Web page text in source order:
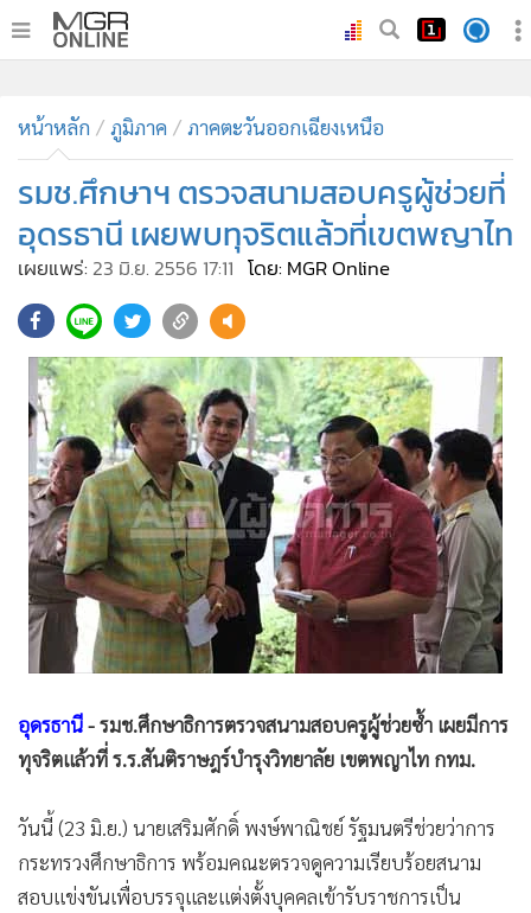
• ทันเหตุการณ์
• ภาคใต้
• ภูมิภาค
• Online Section
• บันเทิง
• ผู้จัดการรายวัน
คอลัมนิสต์
ละคร
CbizReview
Cyber BIZ
ผู้จัดกวน
Good health & Well-being
Green Innovation & SD
Management & HR
MGR Live
Infographic
• การเมือง
• ท่องเที่ยว
• ต่างประเทศ
• Special Scoop
• เศรษฐกิจ-ธุรกิจ
หน้าหลัก ภูมิภาค ภาคตะวันออกเฉียงเหนือ
รมช.ศึกษาฯ ตรวจสนามสอบครูผู้ช่วยที่
อุดรธานี เผยพบทุจริตแล้วที่เขตพญาไท
เผยแพร่: 23 มิ.ย. 2556 17:11 โดย: MGR Online
อุดรธานี- รมช.ศึกษาธิการตรวจสนามสอบครูผู้ช่วยซ้ำ เผยมีการ
ทุจริตแล้วที่ ร.ร.สันติราษฎร์บำรุงวิทยาลัย เขตพญาไท กทม.
วันนี้ (23 มิ.ย.) นายเสริมศักดิ์ พงษ์พาณิชย์ รัฐมนตรีช่วยว่าการ
กระทรวงศึกษาธิการ พร้อมคณะตรวจดูความเรียบร้อยสนาม
สอบแข่งขันเพื่อบรรจุและแต่งตั้งบุคคลเข้ารับราชการเป็น